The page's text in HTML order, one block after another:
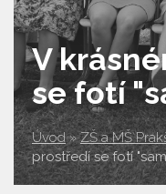
V
se fotí
Úvod » ZŠ a MŠ
prostředí se fotí